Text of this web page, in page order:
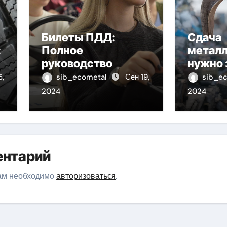
Билеты ПДД:
Полное
руководство
sib_ecometal
Сен 19,
2024
Сдача
нужно
2024
необходимоавторизоваться.